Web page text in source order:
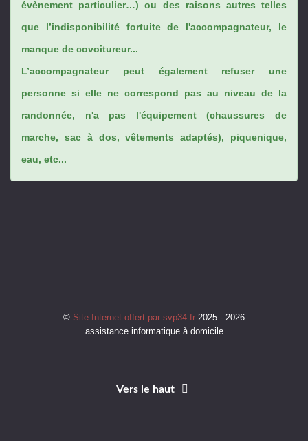
évènement particulier…) ou des raisons autres telles
que l’indisponibilité fortuite de l'accompagnateur, le
manque de covoitureur...
L’accompagnateur peut également refuser une
personne si elle ne correspond pas au niveau de la
randonnée, n'a pas l'équipement (chaussures de
marche, sac à dos, vêtements adaptés), piquenique,
eau, etc...
© Site Internet offert par svp34.fr 2025 - 2026
assistance informatique à domicile
Vers le haut